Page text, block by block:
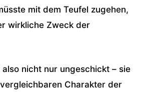
mit dem Teufel zugehen,
wirkliche Zweck der
also nicht nur ungeschickt – sie
Charakter der